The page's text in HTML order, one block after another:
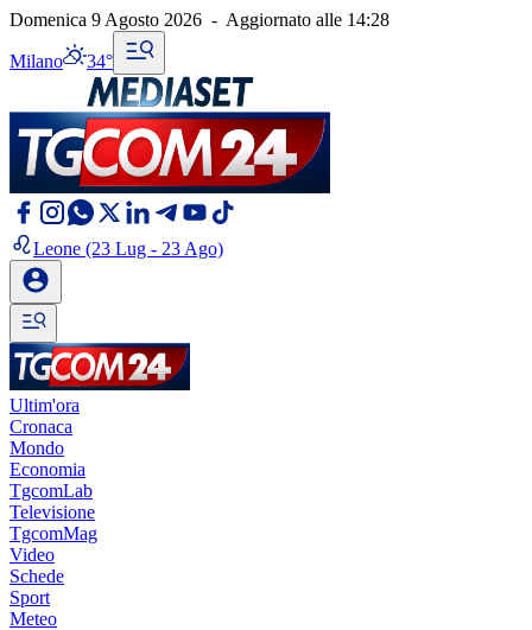
Domenica 9 Agosto 2026 - Aggiornato alle 14:28
Milano 34°
Leone (23 Lug - 23 Ago)
Ultim'ora
Cronaca
Mondo
Economia
TgcomLab
Televisione
TgcomMag
Video
Schede
Sport
Meteo